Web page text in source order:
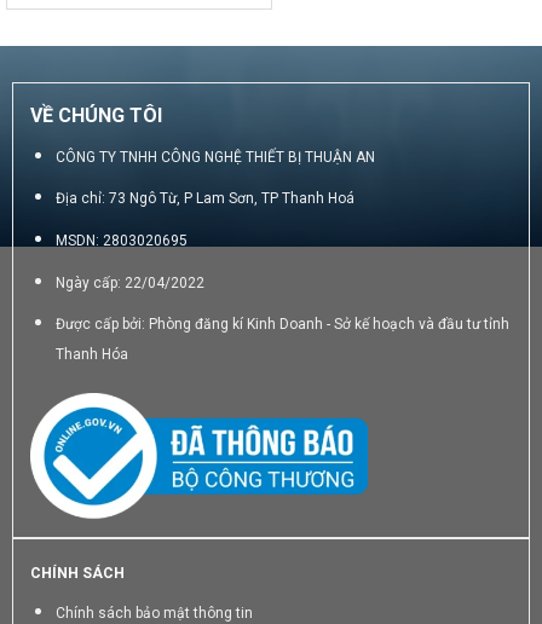
là:
tại
800.000₫.
VỀ CHÚNG TÔI
CÔNG TY TNHH CÔNG NGHỆ THIẾT BỊ THUẬN AN
Địa chỉ: 73 Ngô Từ, P Lam Sơn, TP Thanh Hoá
MSDN: 2803020695
Ngày cấp: 22/04/2022
Được cấp bởi: Phòng đăng kí Kinh Doanh - Sở kế hoạch và đầu tư tỉnh
Thanh Hóa
CHÍNH SÁCH
Chính sách bảo mật thông tin